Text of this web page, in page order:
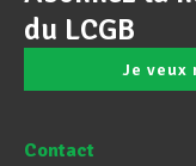
du LCGB
Je veux
Contact